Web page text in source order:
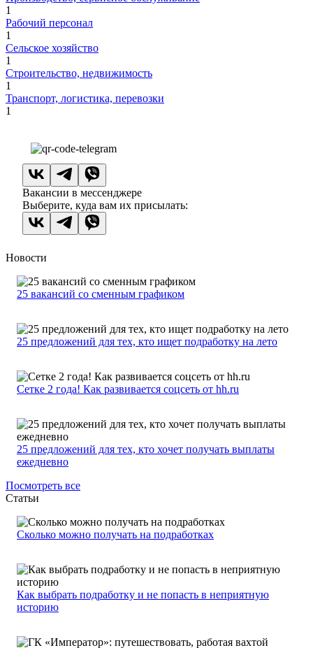
1
Рабочий персонал
1
Сельское хозяйство
1
Строительство, недвижимость
1
Транспорт, логистика, перевозки
1
Вакансии в мессенджере
Выберите, куда вам их присылать:
Новости
25 вакансий со сменным графиком
25 предложений для тех, кто ищет подработку на лето
Сетке 2 года! Как развивается соцсеть от hh.ru
25 предложений для тех, кто хочет получать выплаты
ежедневно
Посмотреть все
Статьи
Сколько можно получать на подработках
Как выбрать подработку и не попасть в неприятную
историю